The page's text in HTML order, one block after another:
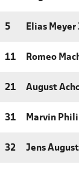
5 Elias Meyer
11 Romeo
21 August
31 Marvin
32 Jens